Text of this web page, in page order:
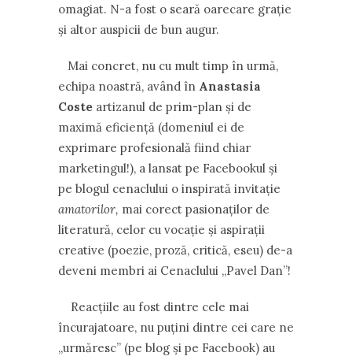
omagiat. N-a fost o seară oarecare grație
și altor auspicii de bun augur.
Mai concret, nu cu mult timp în urmă,
echipa noastră, având în Anastasia
Coste artizanul de prim-plan și de
maximă eficiență (domeniul ei de
exprimare profesională fiind chiar
marketingul!), a lansat pe Facebookul și
pe blogul cenaclului o inspirată invitație
amatorilor, mai corect pasionaților de
literatură, celor cu vocație și aspirații
creative (poezie, proză, critică, eseu) de-a
deveni membri ai Cenaclului „Pavel Dan”!
Reacțiile au fost dintre cele mai
încurajatoare, nu puțini dintre cei care ne
„urmăresc” (pe blog și pe Facebook) au